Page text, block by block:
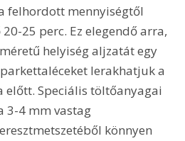
felhordott mennyiségtől
25 perc. Ez elegendő arra,
helyiség aljzatát egy
lerakhatjuk a
előtt. Speciális töltőanyagai
3-4 mm vastag
könnyen